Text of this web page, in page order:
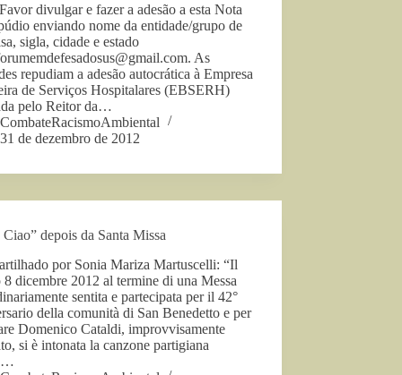
divulgar e fazer a adesão a esta Nota
enviando nome da entidade/grupo de
sigla, cidade e estado
. As
repudiam a adesão autocrática à Empresa
de Serviços Hospitalares (EBSERH)
pelo Reitor da…
CombateRacismoAmbiental
31 de dezembro de 2012
depois da Santa Missa
por Sonia Mariza Martuscelli: “Il
8 dicembre 2012 al termine di una Messa
sentita e partecipata per il 42°
della comunità di San Benedetto e per
Domenico Cataldi, improvvisamente
si è intonata la canzone partigiana